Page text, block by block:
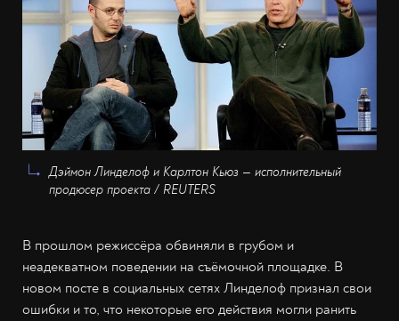
Дэймон Линделоф и Карлтон Кьюз — исполнительный
продюсер проекта / REUTERS
В прошлом режиссёра обвиняли в грубом и
неадекватном поведении на съёмочной площадке. В
новом посте в социальных сетях Линделоф признал свои
ошибки и то, что некоторые его действия могли ранить